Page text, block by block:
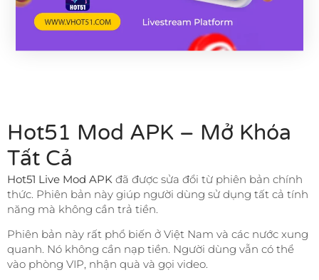
Hot51 Mod APK – Mở Khóa
Tất Cả
Hot51 Live Mod APK đã được sửa đổi từ phiên bản chính
thức. Phiên bản này giúp người dùng sử dụng tất cả tính
năng mà không cần trả tiền.
Phiên bản này rất phổ biến ở Việt Nam và các nước xung
quanh. Nó không cần nạp tiền. Người dùng vẫn có thể
vào phòng VIP, nhận quà và gọi video.